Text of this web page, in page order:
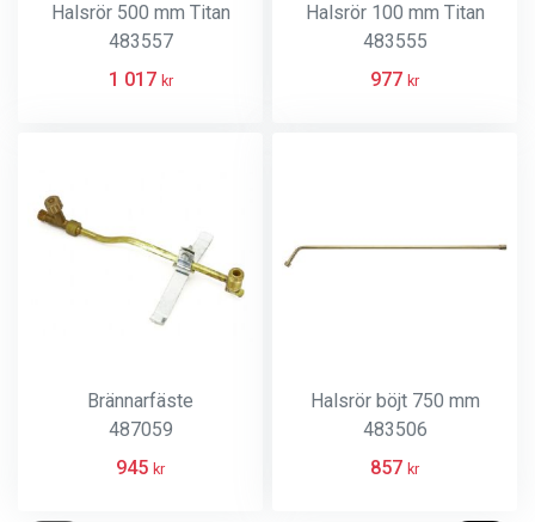
Halsrör 500 mm Titan
483557
1 017 kr
Halsrör 100 mm Titan
483555
977 kr
Brännarfäste
487059
945 kr
Halsrör böjt 750 mm
483506
857 kr